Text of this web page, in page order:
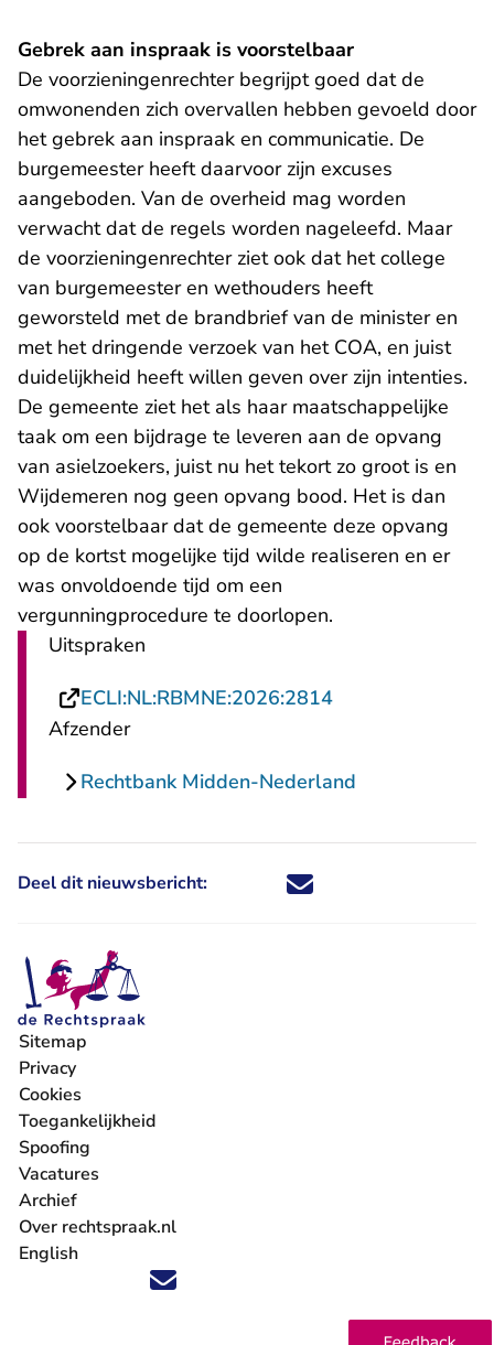
Gebrek aan inspraak is voorstelbaar
De voorzieningenrechter begrijpt goed dat de
omwonenden zich overvallen hebben gevoeld door
het gebrek aan inspraak en communicatie. De
burgemeester heeft daarvoor zijn excuses
aangeboden. Van de overheid mag worden
verwacht dat de regels worden nageleefd. Maar
de voorzieningenrechter ziet ook dat het college
van burgemeester en wethouders heeft
geworsteld met de brandbrief van de minister en
met het dringende verzoek van het COA, en juist
duidelijkheid heeft willen geven over zijn intenties.
De gemeente ziet het als haar maatschappelijke
taak om een bijdrage te leveren aan de opvang
van asielzoekers, juist nu het tekort zo groot is en
Wijdemeren nog geen opvang bood. Het is dan
ook voorstelbaar dat de gemeente deze opvang
op de kortst mogelijke tijd wilde realiseren en er
was onvoldoende tijd om een
vergunningprocedure te doorlopen.
Uitspraken
ECLI:NL:RBMNE:2026:2814- U verlaat
Afzender
Rechtbank Midden-Nederland
Deel dit nieuwsbericht: Deel dit nieuwsbericht via X -
Deel dit nieuwsbericht via
Deel dit nieuwsbericht
Deel dit
Volg ons op X (Twitter) - U verlaat Rechtspraak.nl
Volg ons op Facebook - U verlaat Rechtspraak.nl
Volg ons op Instagram - U verlaat Rechtspraak.nl
Volg ons op Youtube - U verlaat Rechtspraak.nl
Volg ons op LinkedIn - U verlaat
'Blijf op de hoogte' nieuwsbrief - U verlaat
Sitemap
Privacy
Cookies
Toegankelijkheid
Spoofing
Vacatures
- U verlaat Rechtspraak.nl
Archief
Over rechtspraak.nl
English